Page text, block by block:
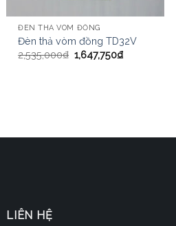
ĐÈN THẢ VÒM ĐỒNG
Đèn thả vòm đồng TD32V
2,535,000₫ 1,647,750₫
LIÊN HỆ